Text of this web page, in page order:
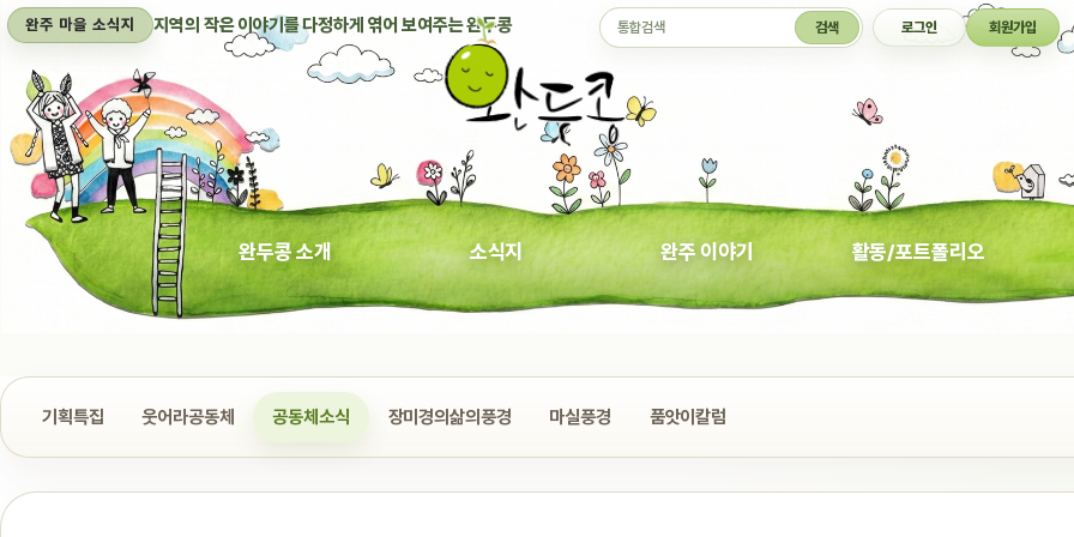
완주 마을 소식지 지역의 작은 이야기를 다정하게 엮어 보여주는 완두콩 통합검색 검색 로그인 회원가입
완두콩 소개 소식지 완주 이야기 활동/포트폴리오
기획특집 웃어라공동체 공동체소식 장미경의삶의풍경 마실풍경 품앗이칼럼